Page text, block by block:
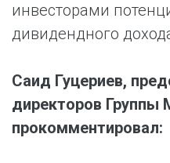
инвесторами
дивидендного
Саид Гуцериев,
директоров
прокомментировал: